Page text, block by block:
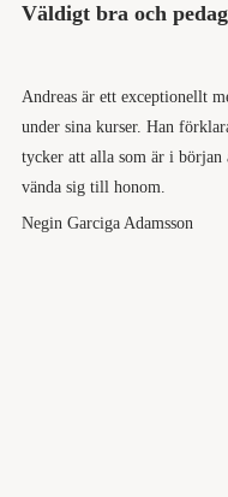
Väldigt bra och
Andreas är ett exceptionellt
under sina kurser. Han
tycker att alla som är i början
vända sig till honom.
Negin Garciga Adamsson